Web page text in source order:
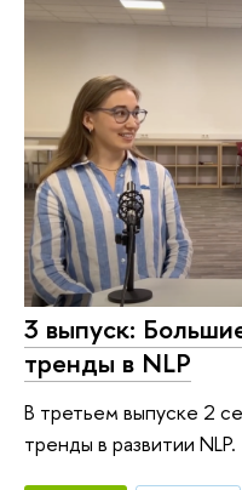
3 выпуск:
тренды в NLP
В третьем выпуске 2
тренды в развитии NLP.